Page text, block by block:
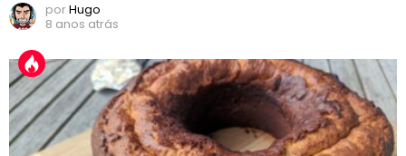
porHugo
8 anos atrás